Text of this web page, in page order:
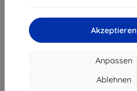
Akzeptieren
Anpassen
Ablehnen